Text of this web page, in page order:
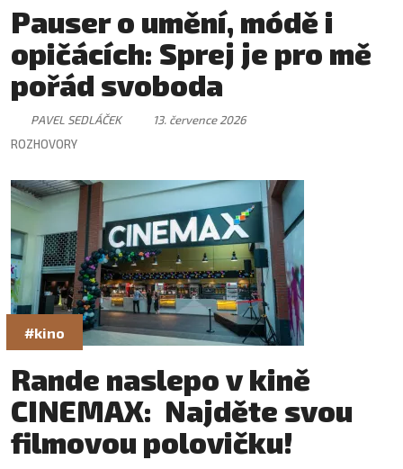
Pauser o umění, módě i
opičácích: Sprej je pro mě
pořád svoboda
PAVEL SEDLÁČEK
13. července 2026
ROZHOVORY
#kino
Rande naslepo v kině
CINEMAX: Najděte svou
filmovou polovičku!